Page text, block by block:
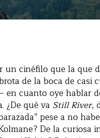
un cinéfilo que la que
de la boca de
en cuanto oye hablar
¿De qué va Still River,
pese a no
De la curiosa